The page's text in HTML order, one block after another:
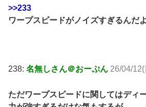
>>233
ワープスピードがノイズすぎるんだ
238: 名無しさん＠おーぷん 26/04/
ただワープスピードに関してはディ